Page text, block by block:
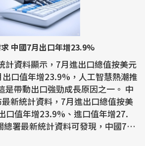
中國7月出口年增23.9%
計資料顯示，7月進出口總值按美元
口值年增23.9%，人工智慧熱潮推
帶動出口強勁成長原因之一。 中
新統計資料，7月進出口總值按美
口值年增23.9%、進口值年增27.